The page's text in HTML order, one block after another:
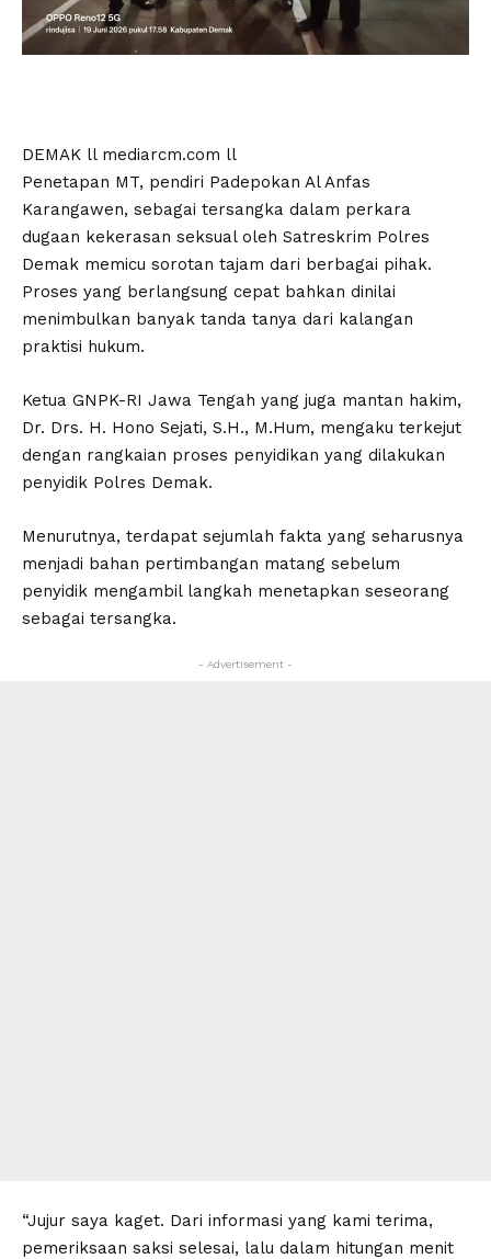
DEMAK ll mediarcm.com ll
Penetapan MT, pendiri Padepokan Al Anfas
Karangawen, sebagai tersangka dalam perkara
dugaan kekerasan seksual oleh Satreskrim Polres
Demak memicu sorotan tajam dari berbagai pihak.
Proses yang berlangsung cepat bahkan dinilai
menimbulkan banyak tanda tanya dari kalangan
praktisi hukum.
Ketua GNPK-RI Jawa Tengah yang juga mantan hakim,
Dr. Drs. H. Hono Sejati, S.H., M.Hum, mengaku terkejut
dengan rangkaian proses penyidikan yang dilakukan
penyidik Polres Demak.
Menurutnya, terdapat sejumlah fakta yang seharusnya
menjadi bahan pertimbangan matang sebelum
penyidik mengambil langkah menetapkan seseorang
sebagai tersangka.
- Advertisement -
“Jujur saya kaget. Dari informasi yang kami terima,
pemeriksaan saksi selesai, lalu dalam hitungan menit